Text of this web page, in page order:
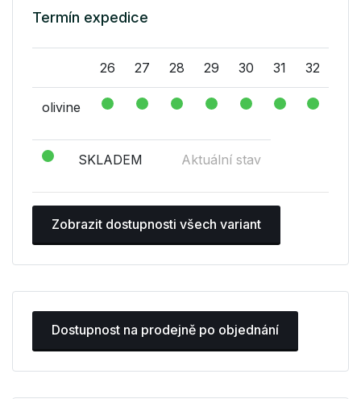
Termín expedice
26 27 28 29 30 31 32
olivine
SKLADEM Aktuální stav
Zobrazit dostupnosti všech variant
Dostupnost na prodejně po objednání